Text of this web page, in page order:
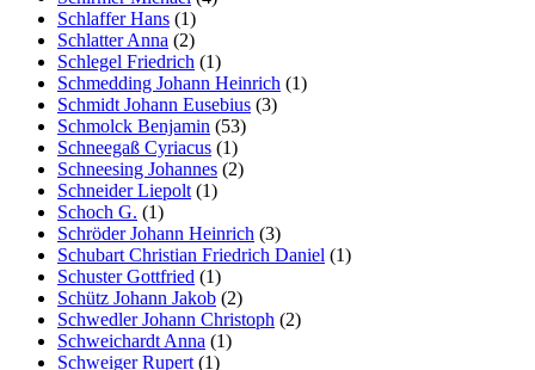
Schlaffer Hans (1)
Schlatter Anna (2)
Schlegel Friedrich (1)
Schmedding Johann Heinrich (1)
Schmidt Johann Eusebius (3)
Schmolck Benjamin (53)
Schneegaß Cyriacus (1)
Schneesing Johannes (2)
Schneider Liepolt (1)
Schoch G. (1)
Schröder Johann Heinrich (3)
Schubart Christian Friedrich Daniel (1)
Schuster Gottfried (1)
Schütz Johann Jakob (2)
Schwedler Johann Christoph (2)
Schweichardt Anna (1)
Schweiger Rupert (1)